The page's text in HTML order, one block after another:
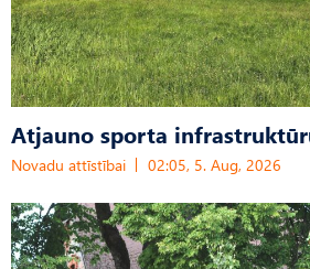
Atjauno sporta
Novadu attīstībai 02:05, 5. Aug, 2026